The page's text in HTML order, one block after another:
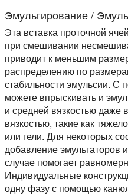
Эмульгирование /
Эта вставка проточной
при смешивании
приводит к меньшим
распределению по
стабильности эмульсии. С
можете впрыскивать и
и средней вязкостью даже
вязкостью, такие как
или гели. Для некоторых
добавление эмульгаторов
случае помогает
Индивидуальные
одну фазу с помощью